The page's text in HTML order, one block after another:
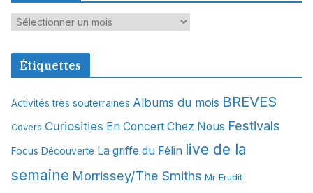
A
c
v
e
Étiquettes
Activités très souterraines Albums du mois BREVES
Covers Curiosities En Concert Chez Nous Festivals
Focus Découverte La griffe du Félin live de la
semaine Morrissey/The Smiths Mr Erudit